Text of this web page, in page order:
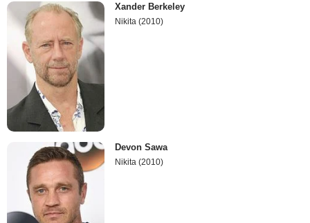
Xander Berkeley
Nikita (2010)
Devon Sawa
Nikita (2010)